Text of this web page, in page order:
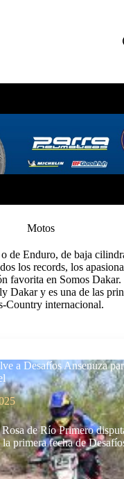
Motos
de Enduro, de baja
los records, los
favorita en Somos Dakar.
Dakar y es una de las
Country internacional.
a Desafíos Ansenuza
de Río Primero
la primera fecha de